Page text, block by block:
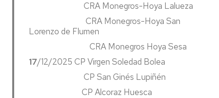
CRA Monegros-Hoya Lalueza
CRA Monegros-Hoya San
Lorenzo de Flumen
CRA Monegros Hoya Sesa
17/12/2025 CP Virgen Soledad Bolea
CP San Ginés Lupiñén
CP Alcoraz Huesca